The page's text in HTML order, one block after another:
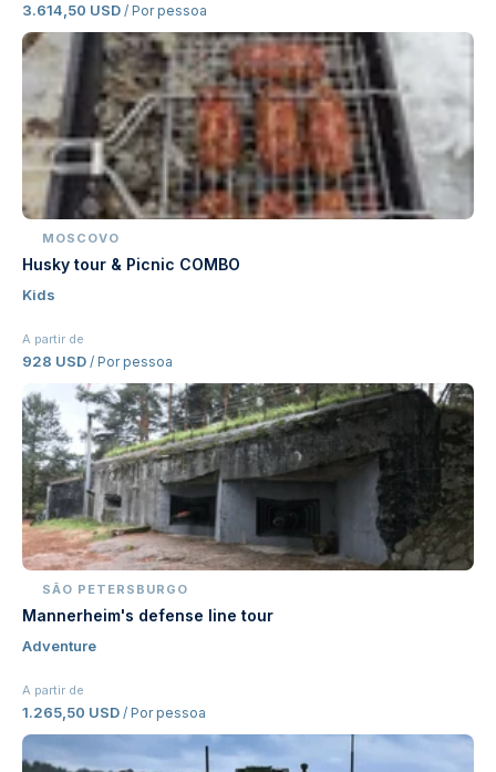
3.614,50 USD / Por pessoa
MOSCOVO
Husky tour & Picnic COMBO
Kids
A partir de
928 USD / Por pessoa
SÃO PETERSBURGO
Mannerheim's defense line tour
Adventure
A partir de
1.265,50 USD / Por pessoa